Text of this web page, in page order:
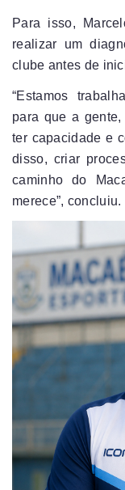
Para isso,
realizar um
clube antes de
“Estamos
para que a
ter capacidade e
disso, criar
caminho do
merece”, concluiu.